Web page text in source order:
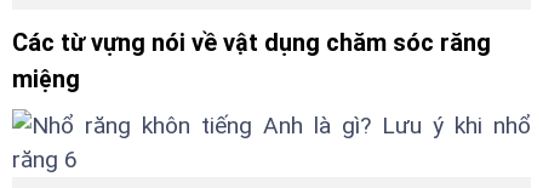
Các từ vựng nói về vật dụng chăm sóc răng
miệng